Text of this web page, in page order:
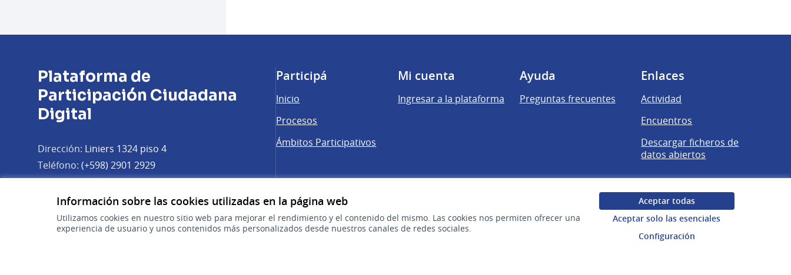
Información sobre las cookies utilizadas en la página web
Utilizamos cookies en nuestro sitio web para mejorar el rendimiento y el contenido del mismo. Las cookies nos permiten ofrecer una
experiencia de usuario y unos contenidos más personalizados desde nuestros canales de redes sociales.
Aceptar todas
Aceptar solo las esenciales
Configuración
Plataforma de
Participación Ciudadana
Digital
Dirección: Liniers 1324 piso 4
Teléfono: (+598) 2901 2929
Correo electrónico:
Lunes a viernes de 9:30 a 17:30 hs.
Participá
Inicio
Procesos
Ámbitos Participativos
Mi cuenta
Ingresar a la plataforma
Ayuda
Preguntas frecuentes
Enlaces
Actividad
Encuentros
Descargar ficheros de
datos abiertos